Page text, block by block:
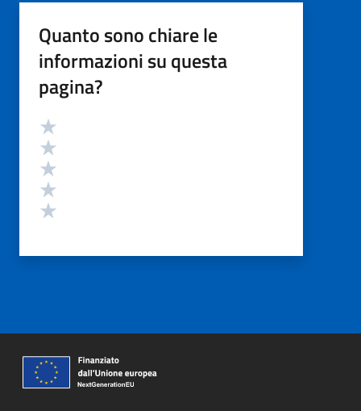
Quanto sono chiare le
informazioni su questa
pagina?
Valutazione